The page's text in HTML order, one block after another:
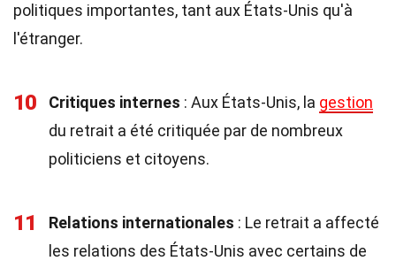
politiques importantes, tant aux États-Unis qu'à
l'étranger.
10 Critiques internes : Aux États-Unis, la gestion
du retrait a été critiquée par de nombreux
politiciens et citoyens.
11 Relations internationales : Le retrait a affecté
les relations des États-Unis avec certains de